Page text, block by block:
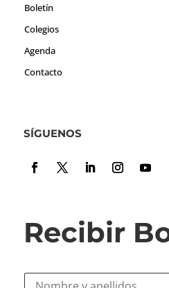
Boletín
Colegios
Agenda
Contacto
SÍGUENOS
Recibir
N